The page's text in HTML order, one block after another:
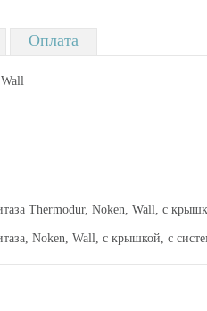
Оплата
Thermodur, Noken, Wall, с
Noken, Wall, с крышкой, с